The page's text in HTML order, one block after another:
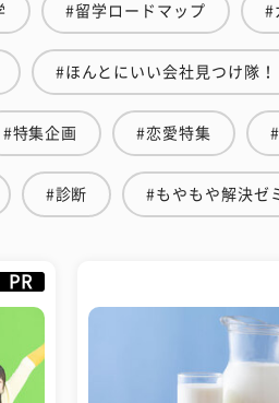
#留学ロードマップ #
#ほんとにいい会社見つけ隊！
#特集企画 #恋愛特集
#診断 #もやもや解決ゼ
PR